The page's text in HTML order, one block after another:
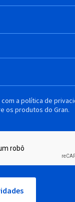
a política de
os produtos do Gran.